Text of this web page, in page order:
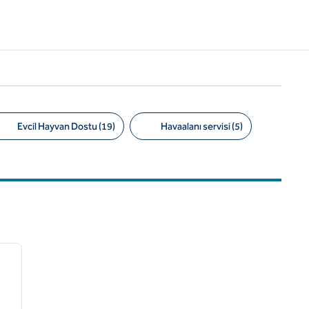
Evcil Hayvan Dostu (19) Havaalanı servisi (5)
sonraki görsel